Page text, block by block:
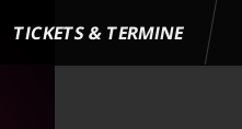
TICKETS & TERMINE